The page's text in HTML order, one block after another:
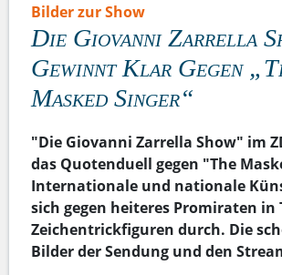
Bilder zur Show
Die Giovanni Zarrella
Gewinnt Klar Gegen
Masked Singer“
"Die Giovanni Zarrella Show" im
das Quotenduell gegen "The
Internationale und nationale
sich gegen heiteres Promiraten in
Zeichentrickfiguren durch. Die
Bilder der Sendung und den